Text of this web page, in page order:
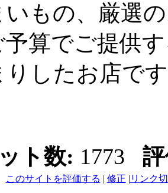
もの、厳選
算でご提供
りしたお店で
ト数: 1773
このサイトを評価する | 修正 | リンク